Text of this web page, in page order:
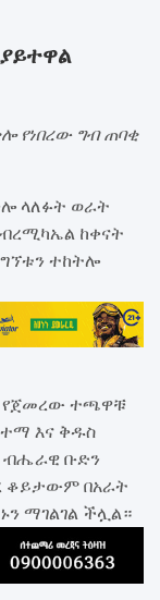
የነበረው ግብ ጠባቂ
ላለፉት ወራት
ከቀናት
ተከትሎ
የጀመረው ተጫዋቹ
እና ቅዱስ
ብሔራዊ ቡድን
ቆይታውም በአራት
ማገልገል ችሏል።